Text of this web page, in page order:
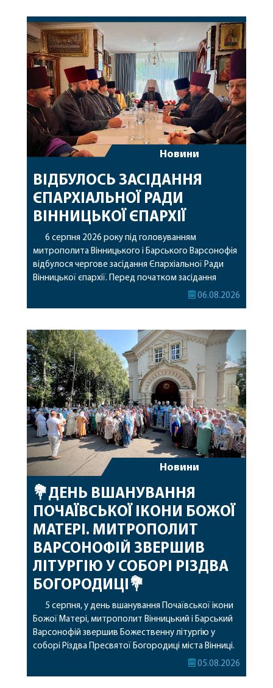
Новини
ВІДБУЛОСЬ ЗАСІДАННЯ
ЄПАРХІАЛЬНОЇ РАДИ
ВІННИЦЬКОЇ ЄПАРХІЇ
6 серпня 2026 року під головуванням
митрополита Вінницького і Барського Варсонофія
відбулося чергове засідання Єпархіальної Ради
Вінницької єпархії. Перед початком засідання
секретар Єпархіальної Ради від імені членів Ради
побажавши йому міцного здоров’я, Божої
допомоги, миру, духовної радості та
благословенних успіхів у подальшому
архіпастирському служінні. […]
06.08.2026
Новини
💐ДЕНЬ ВШАНУВАННЯ
ПОЧАЇВСЬКОЇ ІКОНИ БОЖОЇ
МАТЕРІ. МИТРОПОЛИТ
ВАРСОНОФІЙ ЗВЕРШИВ
ЛІТУРГІЮ У СОБОРІ РІЗДВА
БОГОРОДИЦІ💐
5 серпня, у день вшанування Почаївської ікони
Божої Матері, митрополит Вінницький і Барський
Варсонофій звершив Божественну літургію у
соборі Різдва Пресвятої Богородиці міста Вінниці.
Його Високопреосвященству співслужили05.08.2026